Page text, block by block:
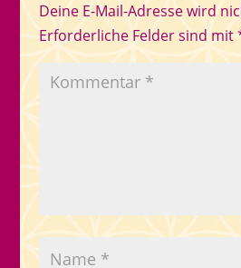
Deine E-Mail-Adresse wird
Erforderliche Felder sind mit